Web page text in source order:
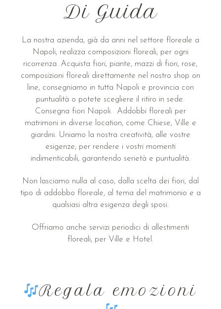
Di Guida
La nostra azienda, già da anni nel settore floreale a
Napoli, realizza composizioni floreali, per ogni
ricorrenza. Acquista fiori, piante, mazzi di fiori, rose,
composizioni floreali direttamente nel nostro shop on
line, consegniamo in tutta Napoli e provincia con
puntualità o potete scegliere il ritiro in sede.
Consegna fiori Napoli. Addobbi floreali per
matrimoni in diverse location, come Chiese, Ville e
giardini. Uniamo la nostra creatività, alle vostre
esigenze, per rendere i vostri momenti
indimenticabili, garantendo serietà e puntualità.
Non lasciamo nulla al caso, dalla scelta dei fiori, dal
tipo di addobbo floreale, al tema del matrimonio e a
qualsiasi altra esigenza degli sposi.
Offriamo anche servizi periodici di allestimenti
floreali, per Ville e Hotel.
Regala emozioni